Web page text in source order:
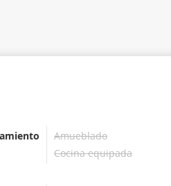
Amueblado
Cocina equipada